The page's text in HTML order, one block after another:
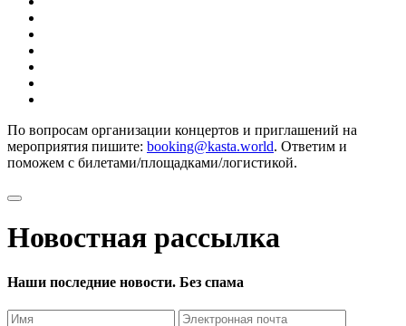
По вопросам организации концертов и приглашений на
мероприятия пишите: booking@kasta.world. Ответим и
поможем с билетами/площадками/логистикой.
Новостная рассылка
Наши последние новости. Без спама